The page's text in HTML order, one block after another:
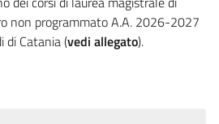
non programmato A.A. 2026-2027
di Catania (vedi allegato).